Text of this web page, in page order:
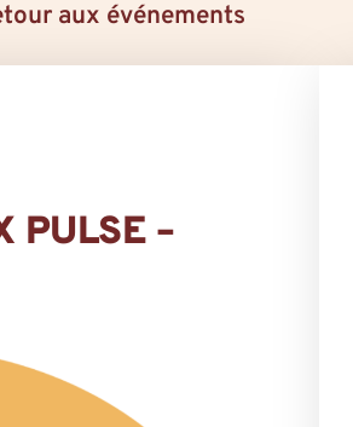
aux événements
PULSE –